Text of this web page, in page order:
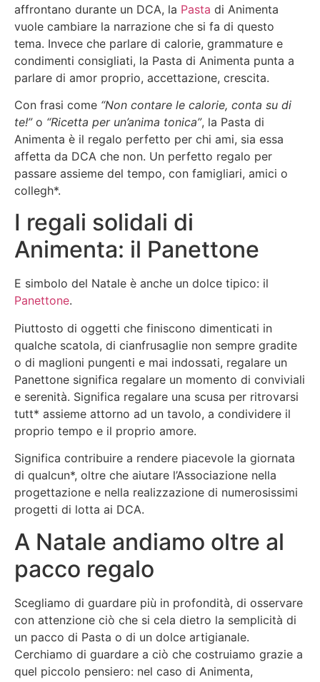
affrontano durante un DCA, la Pasta di Animenta
vuole cambiare la narrazione che si fa di questo
tema. Invece che parlare di calorie, grammature e
condimenti consigliati, la Pasta di Animenta punta a
parlare di amor proprio, accettazione, crescita.
Con frasi come “Non contare le calorie, conta su di
te!”o “Ricetta per un’anima tonica”, la Pasta di
Animenta è il regalo perfetto per chi ami, sia essa
affetta da DCA che non. Un perfetto regalo per
passare assieme del tempo, con famigliari, amici o
collegh*.
I regali solidali di
Animenta: il Panettone
E simbolo del Natale è anche un dolce tipico: il
Panettone.
Piuttosto di oggetti che finiscono dimenticati in
qualche scatola, di cianfrusaglie non sempre gradite
o di maglioni pungenti e mai indossati, regalare un
Panettone significa regalare un momento di conviviali
e serenità. Significa regalare una scusa per ritrovarsi
tutt* assieme attorno ad un tavolo, a condividere il
proprio tempo e il proprio amore.
Significa contribuire a rendere piacevole la giornata
di qualcun*, oltre che aiutare l’Associazione nella
progettazione e nella realizzazione di numerosissimi
progetti di lotta ai DCA.
A Natale andiamo oltre al
pacco regalo
Scegliamo di guardare più in profondità, di osservare
con attenzione ciò che si cela dietro la semplicità di
un pacco di Pasta o di un dolce artigianale.
Cerchiamo di guardare a ciò che costruiamo grazie a
quel piccolo pensiero: nel caso di Animenta,